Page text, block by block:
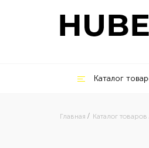
Каталог
Главная Каталог товаров